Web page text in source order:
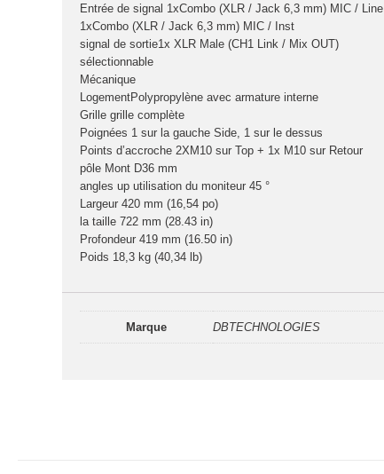
Entrée de signal 1xCombo (XLR / Jack 6,3 mm) MIC / Line
1xCombo (XLR / Jack 6,3 mm) MIC / Inst
signal de sortie1x XLR Male (CH1 Link / Mix OUT)
sélectionnable
Mécanique
LogementPolypropylène avec armature interne
Grille grille complète
Poignées 1 sur la gauche Side, 1 sur le dessus
Points d’accroche 2XM10 sur Top + 1x M10 sur Retour
pôle Mont D36 mm
angles up utilisation du moniteur 45 °
Largeur 420 mm (16,54 po)
la taille 722 mm (28.43 in)
Profondeur 419 mm (16.50 in)
Poids 18,3 kg (40,34 lb)
Marque DBTECHNOLOGIES